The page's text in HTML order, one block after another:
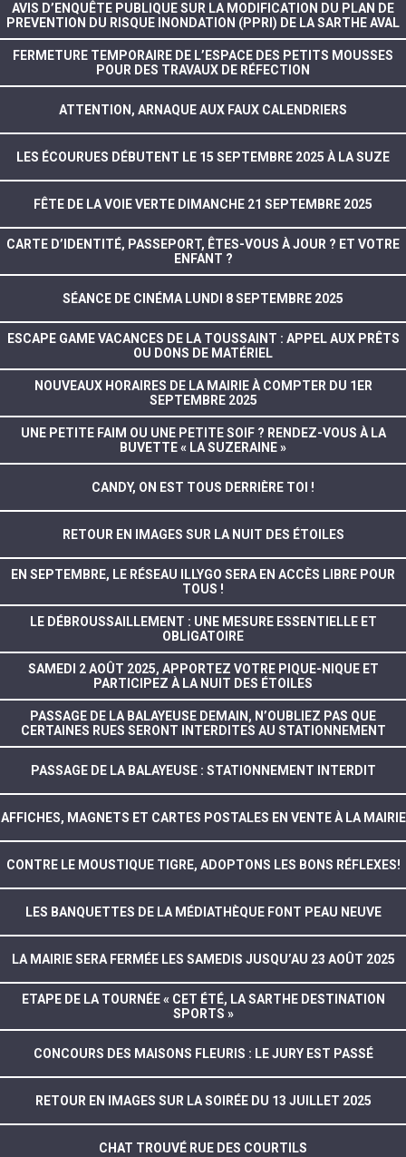
AVIS D’ENQUÊTE PUBLIQUE SUR LA MODIFICATION DU PLAN DE
PREVENTION DU RISQUE INONDATION (PPRI) DE LA SARTHE AVAL
FERMETURE TEMPORAIRE DE L’ESPACE DES PETITS MOUSSES
POUR DES TRAVAUX DE RÉFECTION
ATTENTION, ARNAQUE AUX FAUX CALENDRIERS
LES ÉCOURUES DÉBUTENT LE 15 SEPTEMBRE 2025 À LA SUZE
FÊTE DE LA VOIE VERTE DIMANCHE 21 SEPTEMBRE 2025
CARTE D’IDENTITÉ, PASSEPORT, ÊTES-VOUS À JOUR ? ET VOTRE
ENFANT ?
SÉANCE DE CINÉMA LUNDI 8 SEPTEMBRE 2025
ESCAPE GAME VACANCES DE LA TOUSSAINT : APPEL AUX PRÊTS
OU DONS DE MATÉRIEL
NOUVEAUX HORAIRES DE LA MAIRIE À COMPTER DU 1ER
SEPTEMBRE 2025
UNE PETITE FAIM OU UNE PETITE SOIF ? RENDEZ-VOUS À LA
BUVETTE « LA SUZERAINE »
CANDY, ON EST TOUS DERRIÈRE TOI !
RETOUR EN IMAGES SUR LA NUIT DES ÉTOILES
EN SEPTEMBRE, LE RÉSEAU ILLYGO SERA EN ACCÈS LIBRE POUR
TOUS !
LE DÉBROUSSAILLEMENT : UNE MESURE ESSENTIELLE ET
OBLIGATOIRE
SAMEDI 2 AOÛT 2025, APPORTEZ VOTRE PIQUE-NIQUE ET
PARTICIPEZ À LA NUIT DES ÉTOILES
PASSAGE DE LA BALAYEUSE DEMAIN, N’OUBLIEZ PAS QUE
CERTAINES RUES SERONT INTERDITES AU STATIONNEMENT
PASSAGE DE LA BALAYEUSE : STATIONNEMENT INTERDIT
AFFICHES, MAGNETS ET CARTES POSTALES EN VENTE À LA MAIRIE
CONTRE LE MOUSTIQUE TIGRE, ADOPTONS LES BONS RÉFLEXES!
LES BANQUETTES DE LA MÉDIATHÈQUE FONT PEAU NEUVE
LA MAIRIE SERA FERMÉE LES SAMEDIS JUSQU’AU 23 AOÛT 2025
ETAPE DE LA TOURNÉE « CET ÉTÉ, LA SARTHE DESTINATION
SPORTS »
CONCOURS DES MAISONS FLEURIS : LE JURY EST PASSÉ
RETOUR EN IMAGES SUR LA SOIRÉE DU 13 JUILLET 2025
CHAT TROUVÉ RUE DES COURTILS